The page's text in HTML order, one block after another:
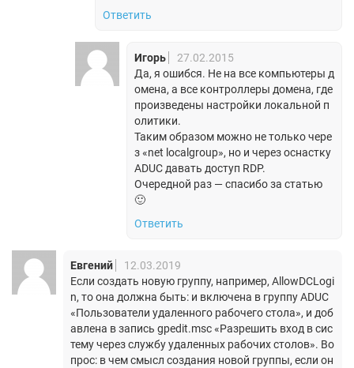
Ответить
Игорь
27.02.2015
Да, я ошибся. Не на все компьютеры д
омена, а все контроллеры домена, где
произведены настройки локальной п
олитики.
Таким образом можно не только чере
з «net localgroup», но и через оснастку
ADUC давать доступ RDP.
Очередной раз — спасибо за статью
🙂
Ответить
Евгений
12.03.2019
Если создать новую группу, например, AllowDCLogi
n, то она должна быть: и включена в группу ADUC
«Пользователи удаленного рабочего стола», и доб
авлена в запись gpedit.msc «Разрешить вход в сис
тему через службу удаленных рабочих столов». Во
прос: в чем смысл создания новой группы, если он